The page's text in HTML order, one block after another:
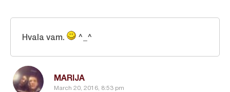
MARIJA
March 20, 2016, 8:53 pm
Hvala vam. ^_^